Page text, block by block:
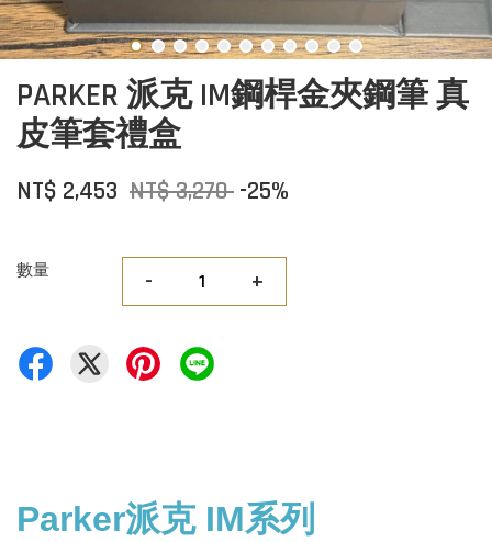
PARKER 派克 IM鋼桿金夾鋼筆 真
皮筆套禮盒
NT$ 2,453 NT$ 3,270 -25%
數量 - +
Parker派克 IM系列